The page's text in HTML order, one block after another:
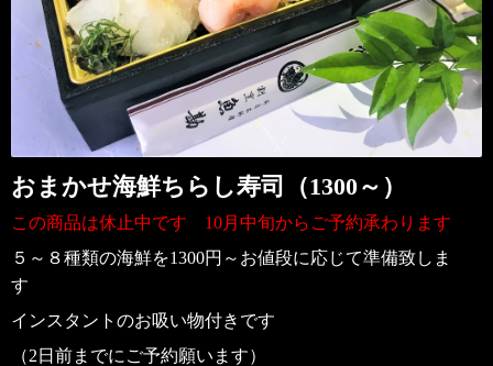
おまかせ海鮮ちらし寿司（1300～）
この商品は休止中です 10月中旬からご予約承わります
５～８種類の海鮮を1300円～お値段に応じて準備致しま
す
インスタントのお吸い物付きです
（2日前までにご予約願います）